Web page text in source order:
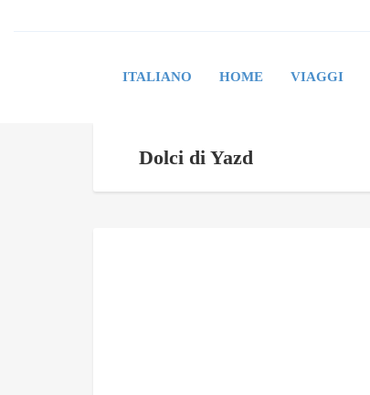
ITALIANO HOME VIAGGI
Dolci di Yazd